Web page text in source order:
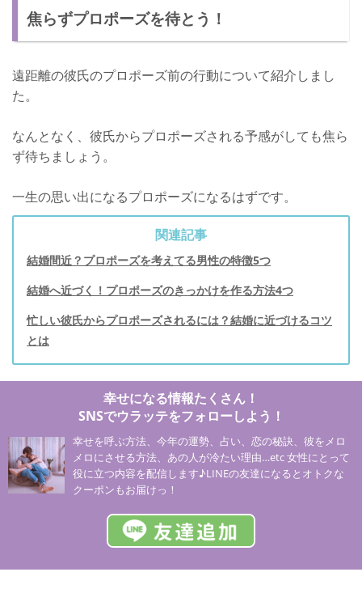
焦らずプロポーズを待とう！
遠距離の彼氏のプロポーズ前の行動について紹介しまし
た。
なんとなく、彼氏からプロポーズされる予感がしても焦ら
ず待ちましょう。
一生の思い出になるプロポーズになるはずです。
関連記事
結婚間近？プロポーズを考えてる男性の特徴5つ
結婚へ近づく！プロポーズのきっかけを作る方法4つ
忙しい彼氏からプロポーズされるには？結婚に近づけるコツ
とは
幸せになる情報たくさん！
SNSでウラッテをフォローしよう！
幸せを呼ぶ方法、今年の運勢、占い、恋の秘訣、彼をメロ
メロにさせる方法、あの人が冷たい理由…etc 女性にとって
役に立つ内容を配信します♪LINEの友達になるとオトクな
クーポンもお届けっ！